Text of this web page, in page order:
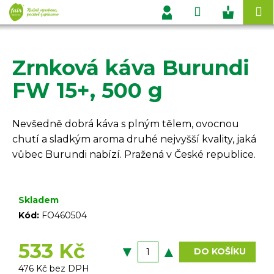
Přejít
na
obsah
Hledat
Přihlášení
Zrnková káva Burundi
FW 15+, 500 g
Nevšedně dobrá káva s plným tělem, ovocnou
chutí a sladkým aroma druhé nejvyšší kvality, jaká
vůbec Burundi nabízí. Pražená v České republice.
Skladem
Kód: FO460504
533 Kč
476 Kč bez DPH
DO KOŠÍKU
K
o
Zpět
Zpět
C
o
p
o
t
ř
e
u
e